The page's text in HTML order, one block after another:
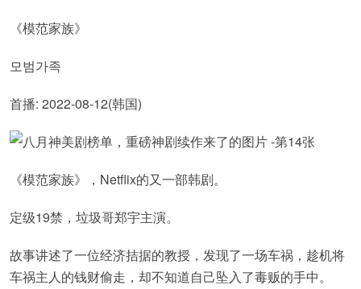
《模范家族》
모범가족
首播: 2022-08-12(韩国)
《模范家族》，Netflix的又一部韩剧。
定级19禁，垃圾哥郑宇主演。
故事讲述了一位经济拮据的教授，发现了一场车祸，趁机将
车祸主人的钱财偷走，却不知道自己坠入了毒贩的手中。